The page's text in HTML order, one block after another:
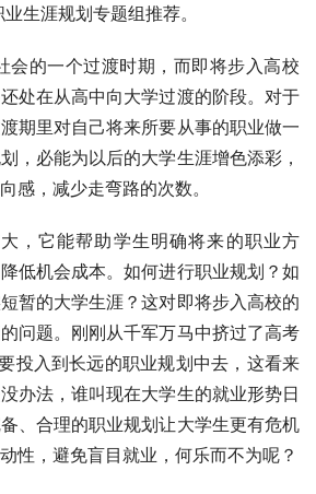
业生涯规划专题组推荐。
的一个过渡时期，而即将步入高校
处在从高中向大学过渡的阶段。对于
期里对自己将来所要从事的职业做一
，必能为以后的大学生涯增色添彩，
感，减少走弯路的次数。
，它能帮助学生明确将来的职业方
低机会成本。如何进行职业规划？如
暂的大学生涯？这对即将步入高校的
问题。刚刚从千军万马中挤过了高考
投入到长远的职业规划中去，这看来
办法，谁叫现在大学生的就业形势日
、合理的职业规划让大学生更有危机
性，避免盲目就业，何乐而不为呢？